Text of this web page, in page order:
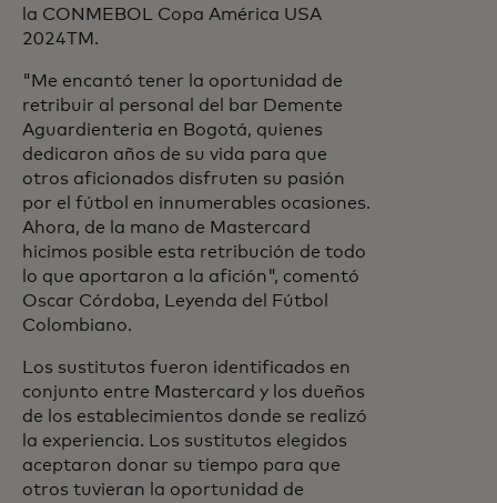
la CONMEBOL Copa América USA
2024TM.
"Me encantó tener la oportunidad de
retribuir al personal del bar Demente
Aguardienteria en Bogotá, quienes
dedicaron años de su vida para que
otros aficionados disfruten su pasión
por el fútbol en innumerables ocasiones.
Ahora, de la mano de Mastercard
hicimos posible esta retribución de todo
lo que aportaron a la afición", comentó
Oscar Córdoba, Leyenda del Fútbol
Colombiano.
Los sustitutos fueron identificados en
conjunto entre Mastercard y los dueños
de los establecimientos donde se realizó
la experiencia. Los sustitutos elegidos
aceptaron donar su tiempo para que
otros tuvieran la oportunidad de